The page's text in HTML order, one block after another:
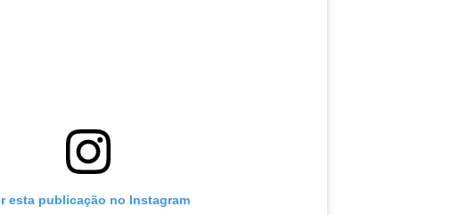
esta publicação no Instagram